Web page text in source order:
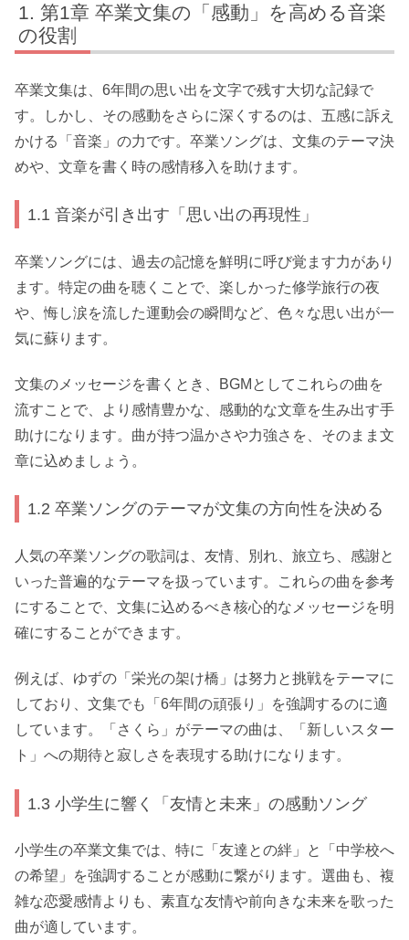
第1章 卒業文集の「感動」を高める音楽
の役割
卒業文集は、6年間の思い出を文字で残す大切な記録で
す。しかし、その感動をさらに深くするのは、五感に訴え
かける「音楽」の力です。卒業ソングは、文集のテーマ決
めや、文章を書く時の感情移入を助けます。
1.1 音楽が引き出す「思い出の再現性」
卒業ソングには、過去の記憶を鮮明に呼び覚ます力があり
ます。特定の曲を聴くことで、楽しかった修学旅行の夜
や、悔し涙を流した運動会の瞬間など、色々な思い出が一
気に蘇ります。
文集のメッセージを書くとき、BGMとしてこれらの曲を
流すことで、より感情豊かな、感動的な文章を生み出す手
助けになります。曲が持つ温かさや力強さを、そのまま文
章に込めましょう。
1.2 卒業ソングのテーマが文集の方向性を決める
人気の卒業ソングの歌詞は、友情、別れ、旅立ち、感謝と
いった普遍的なテーマを扱っています。これらの曲を参考
にすることで、文集に込めるべき核心的なメッセージを明
確にすることができます。
例えば、ゆずの「栄光の架け橋」は努力と挑戦をテーマに
しており、文集でも「6年間の頑張り」を強調するのに適
しています。「さくら」がテーマの曲は、「新しいスター
ト」への期待と寂しさを表現する助けになります。
1.3 小学生に響く「友情と未来」の感動ソング
小学生の卒業文集では、特に「友達との絆」と「中学校へ
の希望」を強調することが感動に繋がります。選曲も、複
雑な恋愛感情よりも、素直な友情や前向きな未来を歌った
曲が適しています。